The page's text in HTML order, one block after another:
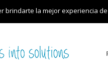
la mejor experiencia